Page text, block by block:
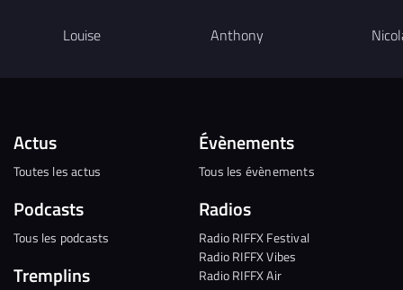
Louise Anthony
Actus
Toutes les actus
Podcasts
Tous les podcasts
Tremplins
Évènements
Tous les évènements
Radios
Radio RIFFX Festival
Radio RIFFX Vibes
Radio RIFFX Air